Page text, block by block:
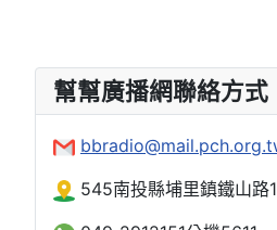
幫幫廣播網聯絡方式
545南投縣埔里鎮鐵山路